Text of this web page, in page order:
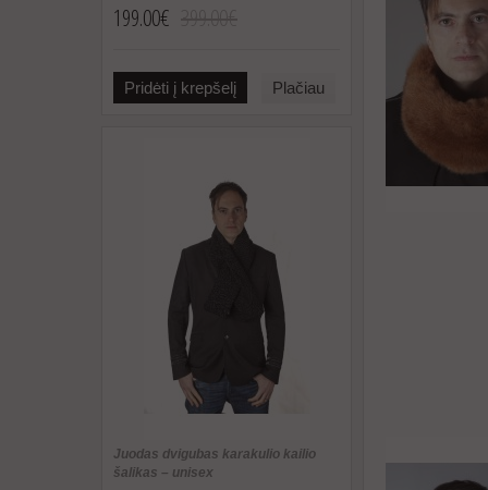
199.00€
Pridėti į krepšelį Plačiau
Juodas dvigubas karakulio kailio
šalikas – unisex